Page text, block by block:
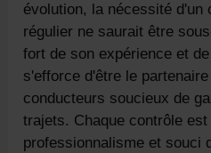
évolution, la nécessité d'un
régulier ne saurait être
fort de son expérience et
s'efforce d'être le
conducteurs soucieux de
trajets. Chaque contrôle
professionnalisme et souci